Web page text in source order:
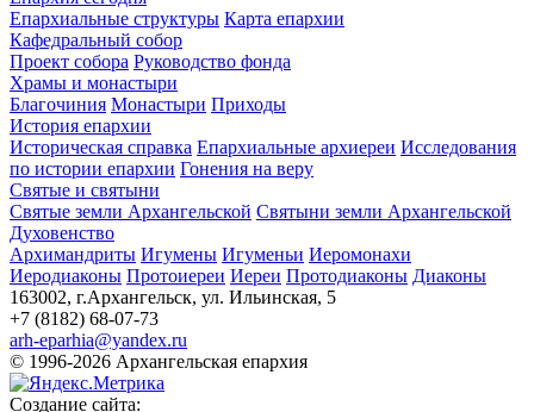
Епархиальные структуры Карта епархии
Кафедральный собор
Проект собора Руководство фонда
Храмы и монастыри
Благочиния Монастыри Приходы
История епархии
Историческая справка Епархиальные архиереи Исследования
по истории епархии Гонения на веру
Святые и святыни
Святые земли Архангельской Святыни земли Архангельской
Духовенство
Архимандриты Игумены Игуменьи Иеромонахи
Иеродиаконы Протоиереи Иереи Протодиаконы Диаконы
163002, г.Архангельск, ул. Ильинская, 5
+7 (8182) 68-07-73
arh-eparhia@yandex.ru
© 1996-2026 Архангельская епархия
Создание сайта: